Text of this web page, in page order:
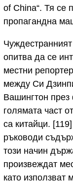
of China“. Тя се
пропагандна
опитва да се
местни
между Си
Вашингтон през
голямата част
са китайци.
ръководи
този начин
произвеждат
като използват